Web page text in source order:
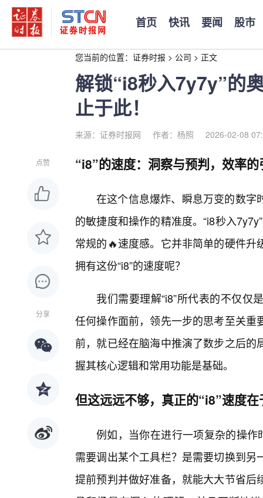
首页 快讯 要闻 股市
您当前的位置： 证券时报 > 公司 > 正文
解锁“i8秒入7y7y”的
止于此！
来源：证券时报网 作者：杨照 2026-02-08
点赞
分享
“i8”的速度：洞察与预判，效率的
在这个信息爆炸、瞬息万变的数字
的敏捷度和操作的精准度。“i8秒入
常规的🔥速度感。它并非简单的硬件
拥有这份“i8”的速度呢？
我们需要理解“i8”所代表的不仅仅
任何操作面前，领先一步的思考至关
前，就已经在脑海中推演了数步之后
握其核心逻辑和常用功能是基础。
但这远远不够，真正的“i8”速度
例如，当你在进行一项复杂的操作
需要调出某个工具栏？是需要切换到
提前预判并做好准备，就能大大节省